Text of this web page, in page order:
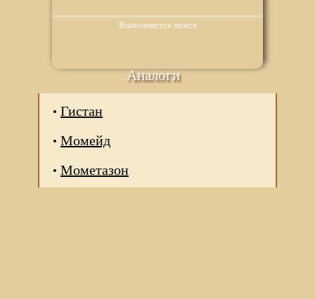
Выполняется поиск
Аналоги
Гистан
Момейд
Мометазон